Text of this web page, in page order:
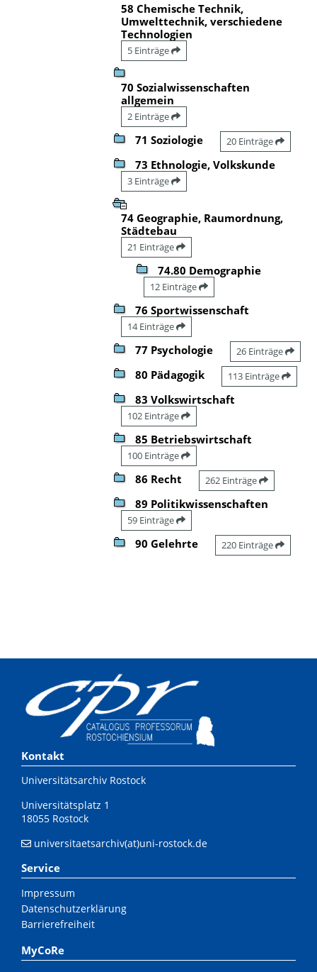
58 Chemische Technik,
Umwelttechnik, verschiedene
Technologien
5 Einträge
70 Sozialwissenschaften
allgemein
2 Einträge
71 Soziologie 20 Einträge
73 Ethnologie, Volkskunde
3 Einträge
74 Geographie, Raumordnung,
Städtebau
21 Einträge
74.80 Demographie
12 Einträge
76 Sportwissenschaft
14 Einträge
77 Psychologie 26 Einträge
80 Pädagogik 113 Einträge
83 Volkswirtschaft
102 Einträge
85 Betriebswirtschaft
100 Einträge
86 Recht 262 Einträge
89 Politikwissenschaften
59 Einträge
90 Gelehrte 220 Einträge
Kontakt
Universitätsarchiv Rostock
Universitätsplatz 1
18055 Rostock
universitaetsarchiv(at)uni-rostock.de
Service
Impressum
Datenschutzerklärung
Barrierefreiheit
MyCoRe